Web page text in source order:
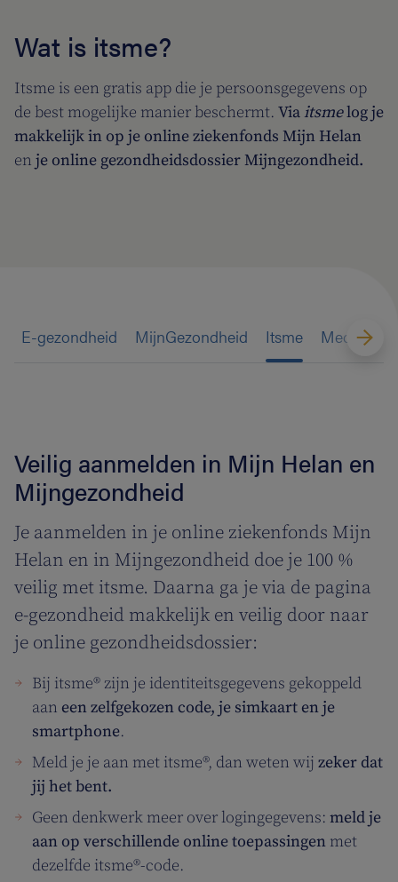
Wat is itsme?
Itsme is een gratis app die je persoonsgegevens op
de best mogelijke manier beschermt. Via itsmelog je
makkelijk in op je online ziekenfonds Mijn Helan
en je online gezondheidsdossier Mijngezondheid.
E-gezondheid MijnGezondheid Itsme Medische
Veilig aanmelden in Mijn Helan en
Mijngezondheid
Je aanmelden in je online ziekenfonds Mijn
Helan en in Mijngezondheid doe je 100 %
veilig met itsme. Daarna ga je via de pagina
e-gezondheid makkelijk en veilig door naar
je online gezondheidsdossier:
Bij itsme® zijn je identiteitsgegevens gekoppeld
aan een zelfgekozen code, je simkaart en je
smartphone.
Meld je je aan met itsme®, dan weten wij zeker dat
jij het bent.
Geen denkwerk meer over logingegevens: meld je
aan op verschillende online toepassingen met
dezelfde itsme®-code.